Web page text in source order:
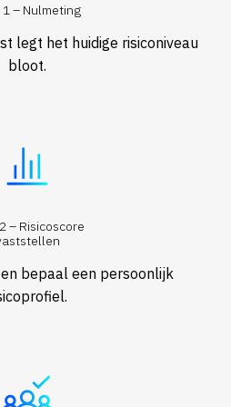
1 – Nulmeting
legt het huidige risiconiveau
bloot.
– Risicoscore
bepaal een persoonlijk